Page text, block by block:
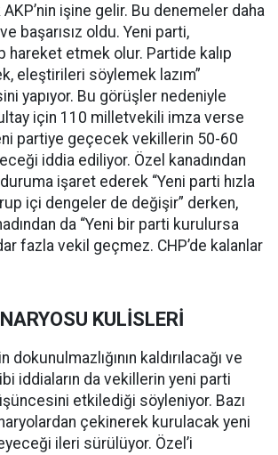
işine gelir. Bu denemeler daha
başarısız oldu. Yeni parti,
hareket etmek olur. Partide kalıp
eleştirileri söylemek lazım”
yapıyor. Bu görüşler nedeniyle
için 110 milletvekili imza verse
partiye geçecek vekillerin 50-60
iddia ediliyor. Özel kanadından
işaret ederek “Yeni parti hızla
içi dengeler de değişir” derken,
da “Yeni bir parti kurulursa
fazla vekil geçmez. CHP’de kalanlar
KULİSLERİ
dokunulmazlığının kaldırılacağı ve
iddiaların da vekillerin yeni parti
etkilediği söyleniyor. Bazı
çekinerek kurulacak yeni
ileri sürülüyor. Özel’i